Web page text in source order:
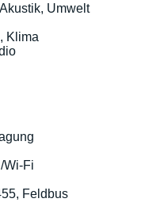
Umwelt
Klima
Wi-Fi
Feldbus